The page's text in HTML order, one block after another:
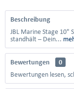
Beschreibung
JBL Marine Stage 10"
standhält – Dein...
Bewertungen
0
Bewertungen lesen,